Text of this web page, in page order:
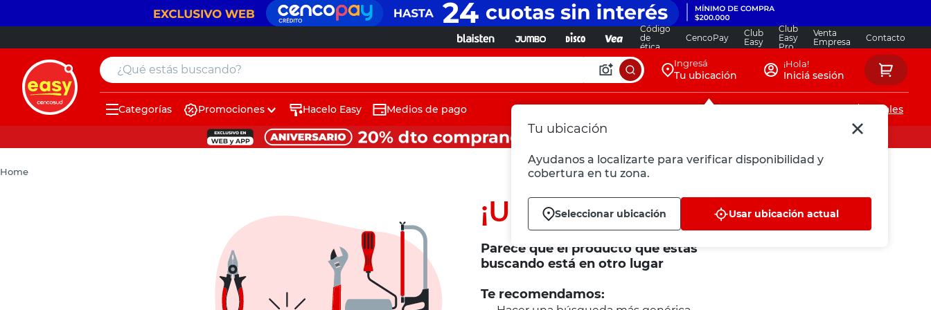
Código
de
ética
CencoPay
Club
Easy
Club
Easy
Pro
Venta
Empresa
Contacto
¿Qué estás buscando? Ingresá
Tu ubicación
Tu ubicación
Ayudanos a localizarte para verificar disponibilidad y
cobertura en tu zona.
Seleccionar ubicación Usar ubicación actual
¡Hola!
Iniciá sesión
Categorías Promociones Hacelo Easy Medios de pago Locales
Home
¡Ups!
Parece que el producto que estás
buscando está en otro lugar
Te recomendamos:
muebles